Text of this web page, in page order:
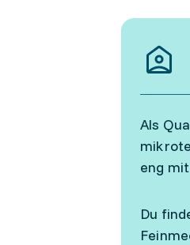
Als
eng
Du